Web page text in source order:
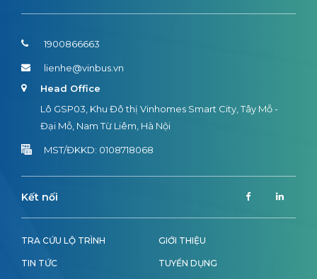
TRA CỨU LỘ TRÌNH GIỚI THIỆU
TIN TỨC TUYỂN DỤNG
1900866663
lienhe@vinbus.vn
Head Office
Lô GSP03, Khu Đô thị Vinhomes Smart City, Tây Mỗ -
Đại Mỗ, Nam Từ Liêm, Hà Nội
MST/ĐKKD: 0108718068
Kết nối